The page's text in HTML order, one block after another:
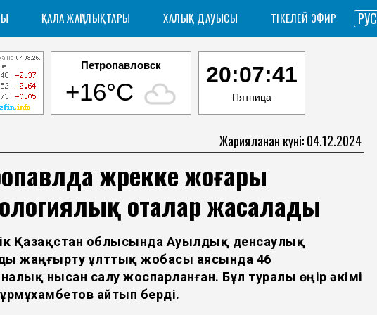
ҚАЛА ЖАҢАЛЫҚТАРЫ ХАЛЫҚ ДАУЫСЫ ТІКЕЛЕЙ ЭФИР РУС
Петропавловск
+16°C
20:07:41
Пятница
Жарияланған күні: 04.12.2024
жүрекке жоғары
оталар жасалады
Қазақстан облысында Ауылдық денсаулық
жаңғырту ұлттық жобасы аясында 46
нысан салу жоспарланған. Бұл туралы өңір әкімі
айтып берді.